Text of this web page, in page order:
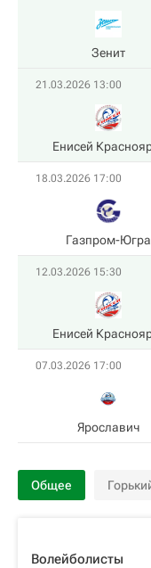
Зенит
21.03.2026 13:00
Енисей
18.03.2026 17:00
Газпром-Югра
12.03.2026 15:30
Енисей
07.03.2026 17:00
Ярославич
Общее
Волейболисты